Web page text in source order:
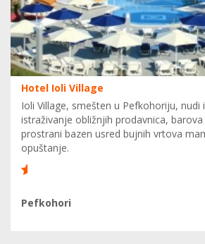
Hotel Ioli Village
Ioli Village, smešten u Pefkohoriju, nudi
istraživanje obližnjih prodavnica,
prostrani bazen usred bujnih vrtova
opuštanje.
6
Pefkohori